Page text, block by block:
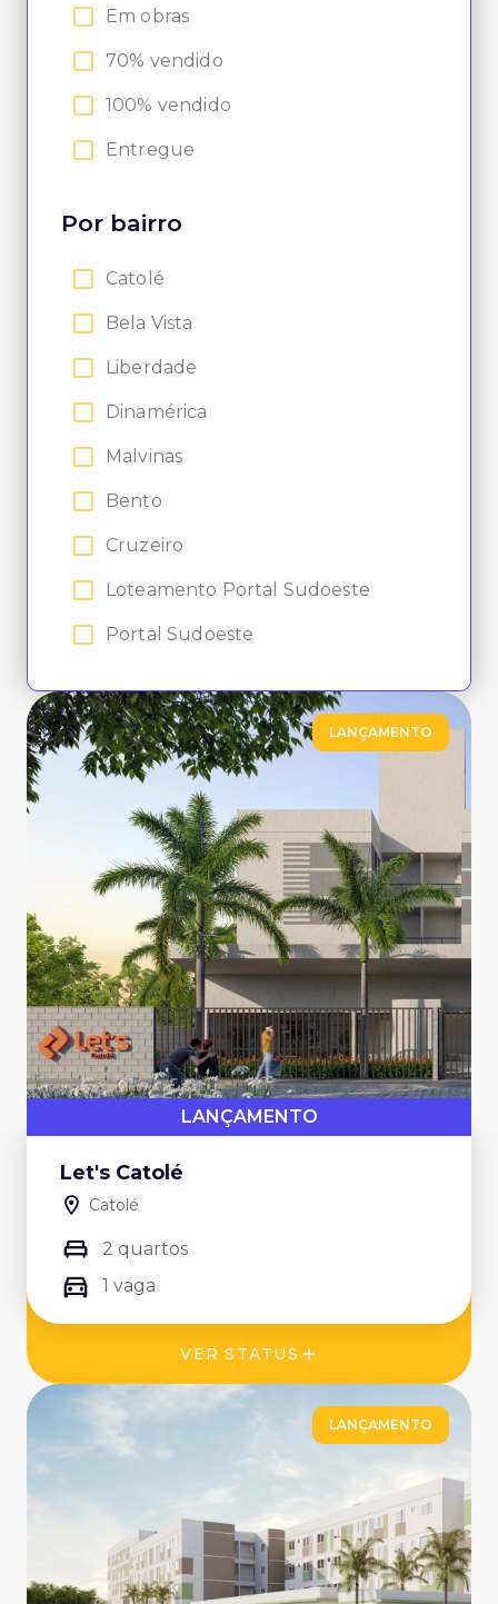
Em obras
70% vendido
100% vendido
Entregue
Por bairro
Catolé
Bela Vista
Liberdade
Dinamérica
Malvinas
Bento
Cruzeiro
Loteamento Portal Sudoeste
Portal Sudoeste
LANÇAMENTO
LANÇAMENTO
Let's Catolé
Catolé
2 quartos
1 vaga
VER STATUS
LANÇAMENTO